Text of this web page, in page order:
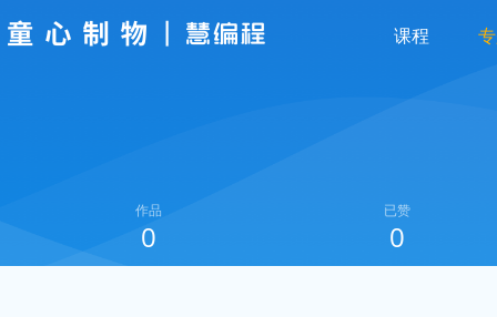
课程
作品
0
已赞
0